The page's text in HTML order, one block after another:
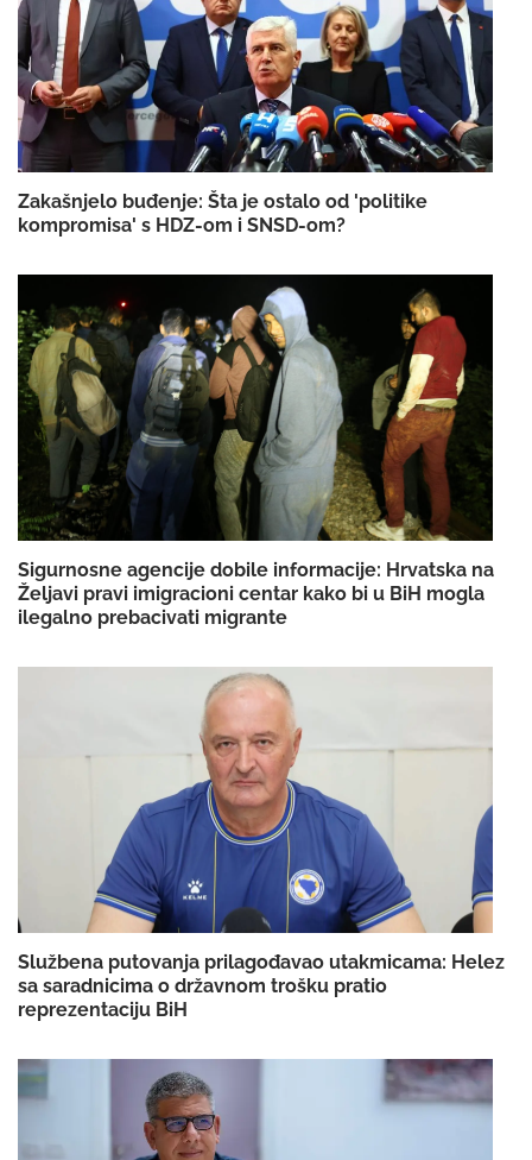
Zakašnjelo buđenje: Šta je ostalo od 'politike
kompromisa' s HDZ-om i SNSD-om?
Sigurnosne agencije dobile informacije: Hrvatska na
Željavi pravi imigracioni centar kako bi u BiH mogla
ilegalno prebacivati migrante
Službena putovanja prilagođavao utakmicama: Helez
sa saradnicima o državnom trošku pratio
reprezentaciju BiH